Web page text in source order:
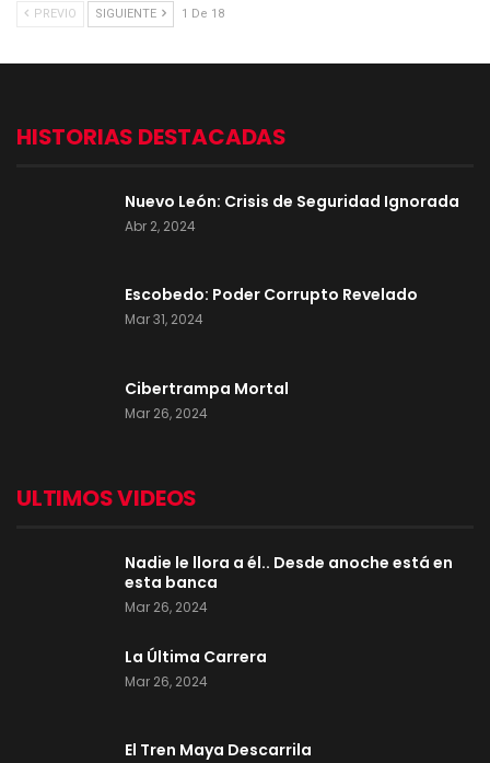
PREVIO SIGUIENTE 1 De 18
HISTORIAS DESTACADAS
Nuevo León: Crisis de Seguridad Ignorada
Abr 2, 2024
Escobedo: Poder Corrupto Revelado
Mar 31, 2024
Cibertrampa Mortal
Mar 26, 2024
ULTIMOS VIDEOS
Nadie le llora a él.. Desde anoche está en
esta banca
Mar 26, 2024
La Última Carrera
Mar 26, 2024
El Tren Maya Descarrila